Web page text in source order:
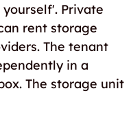
Private
rent storage
The tenant
in a
The storage unit